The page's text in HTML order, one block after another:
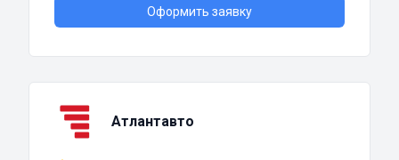
Оформить заявку
Атлантавто